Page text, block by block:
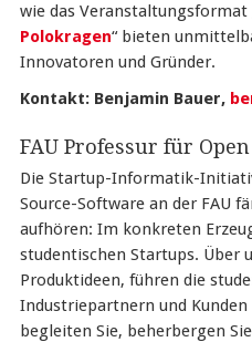
wie das Veranstaltungsformat
Polokragen“ bieten
Innovatoren und Gründer.
Kontakt: Benjamin Bauer,
FAU Professur für
Die Startup-Informatik-
Source-Software an der FAU
aufhören: Im konkreten
studentischen Startups. Über
Produktideen, führen die
Industriepartnern und Kunden
begleiten Sie, beherbergen